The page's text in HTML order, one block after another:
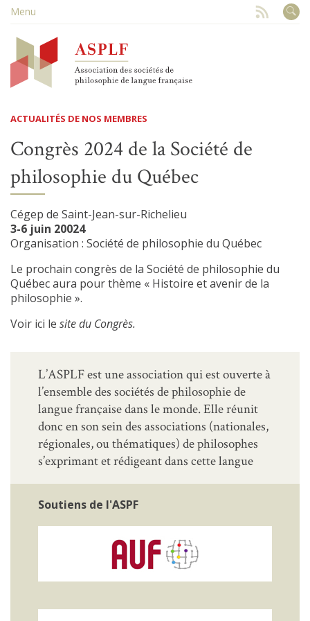
Menu
ACTUALITÉS DE NOS MEMBRES
Congrès 2024 de la Société de
philosophie du Québec
Cégep de Saint-Jean-sur-Richelieu
3-6 juin 20024
Organisation : Société de philosophie du Québec
Le prochain congrès de la Société de philosophie du
Québec aura pour thème « Histoire et avenir de la
philosophie ».
Voir ici le site du Congrès.
L’ASPLF est une association qui est ouverte à
l’ensemble des sociétés de philosophie de
langue française dans le monde. Elle réunit
donc en son sein des associations (nationales,
régionales, ou thématiques) de philosophes
s’exprimant et rédigeant dans cette langue
Soutiens de l'ASPF